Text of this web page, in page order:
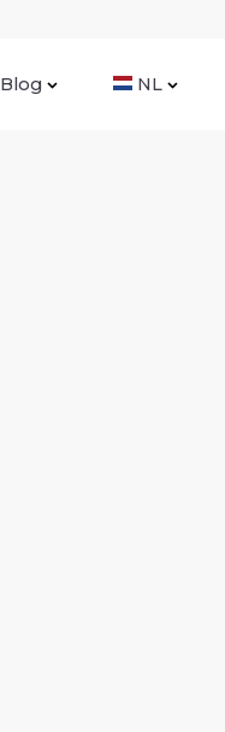
Blog NL